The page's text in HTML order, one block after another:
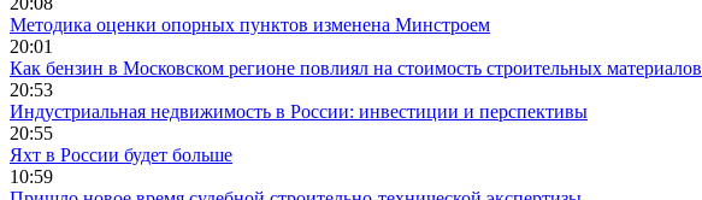
Методика оценки опорных пунктов изменена Минстроем
20:01
Как бензин в Московском регионе повлиял на стоимость строительных материалов
20:53
Индустриальная недвижимость в России: инвестиции и перспективы
20:55
Яхт в России будет больше
10:59